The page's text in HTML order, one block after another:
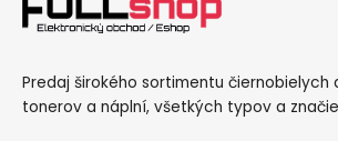
Predaj širokého sortimentu čiernobielych
tonerov a náplní, všetkých typov a